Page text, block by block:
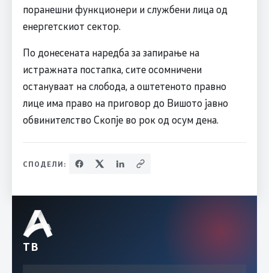
поранешни функционери и службени лица од
енергетскиот сектор.
По донесената наредба за запирање на
истражната постапка, сите осомничени
остануваат на слобода, а оштетеното правно
лице има право на приговор до Вишото јавно
обвинителство Скопје во рок од осум дена.
СПОДЕЛИ:
ТВ